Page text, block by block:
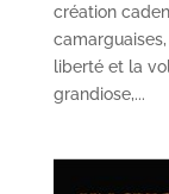
création
liberté et la
grandiose,...